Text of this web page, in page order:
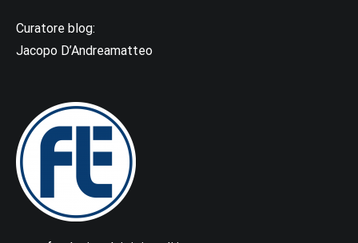
Curatore blog:
Jacopo D’Andreamatteo